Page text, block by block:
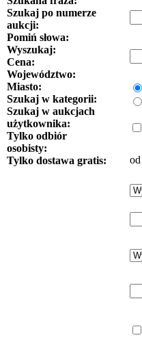
Szukaj po numerze
aukcji:
Pomiń słowa:
Wyszukaj:
Cena:
Województwo:
Miasto:
Szukaj w kategorii:
Szukaj w aukcjach
użytkownika:
Tylko odbiór
osobisty:
Tylko dostawa gratis:
od